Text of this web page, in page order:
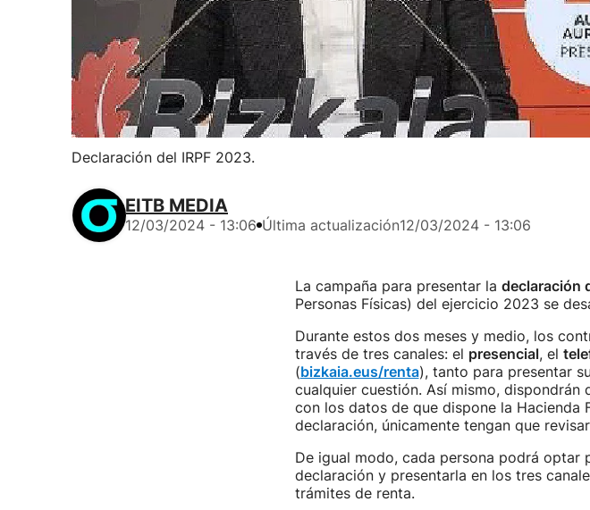
Declaración del IRPF 2023.
EITB MEDIA
12/03/2024 - 13:06 Última actualización12/03/2024 - 13:06
La campaña para presentar la declaración
Personas Físicas) del ejercicio 2023 se
Durante estos dos meses y medio, los
través de tres canales: el presencial, el
(bizkaia.eus/renta), tanto para presentar
cualquier cuestión. Así mismo, dispondrán
con los datos de que dispone la Hacienda
declaración, únicamente tengan que
De igual modo, cada persona podrá
declaración y presentarla en los tres
trámites de renta.